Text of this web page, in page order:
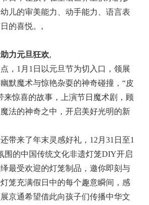
儿的审美能力、动手能力、语言表
的喜悦。 ,
力元旦狂欢,
， 1 月 1 日以元旦节为切入口，领展
默魔术与惊艳杂耍的神奇碰撞， “皮
来惊喜的故事，上演节日魔术剧，顾
法的神奇之中，开启美好光明的新
带来了年末灵感好礼， 12 月 31 日至1
围的中国传统文化非遗灯笼DIY开启
最受欢迎的灯笼制品，邀你即刻与
笼充满假日中的每个趣意瞬间，感
京通希望借此向孩子们传播中华文